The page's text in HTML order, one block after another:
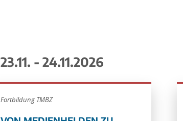
23.11. - 24.11.2026
Fortbildung TMBZ